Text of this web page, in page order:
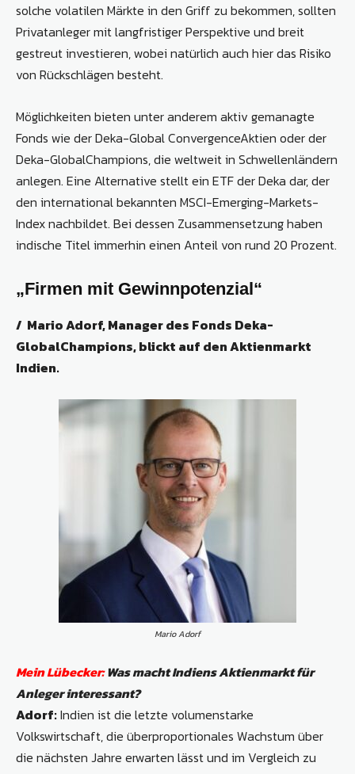
solche volatilen Märkte in den Griff zu bekommen, sollten
Privatanleger mit langfristiger Per­spektive und breit
gestreut investieren, wobei natürlich auch hier das Risiko
von Rückschlägen besteht.
Möglichkeiten bieten unter anderem aktiv gemanagte
Fonds wie der Deka-­Global ConvergenceAktien oder der
Deka-GlobalChampions, die weltweit in Schwellenländern
anlegen. Eine ­Alternative stellt ein ETF der Deka dar, der
den international bekannten MSCI-­Emerging-Markets-
Index nachbildet. Bei dessen Zusammensetzung haben
indische Titel immerhin einen Anteil von rund 20 Prozent.
„Firmen mit Gewinnpotenzial“
/ Mario Adorf, Manager des Fonds Deka-
GlobalChampions, blickt auf den Aktienmarkt
Indien.
Mario Adorf
Mein Lübecker:Was macht Indiens Aktienmarkt für
Anleger interessant?
Adorf:Indien ist die letzte volumenstarke
Volkswirtschaft, die überproportionales Wachstum über
die nächsten Jahre erwarten lässt und im Vergleich zu